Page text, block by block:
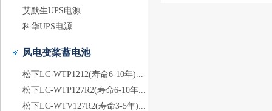
艾默生UPS电源
科华UPS电源
风电变桨蓄电池
松下LC-WTP1212(寿命6-10年)...
松下LC-WTP127R2(寿命6-10年...
松下LC-WTV127R2(寿命3-5年)...